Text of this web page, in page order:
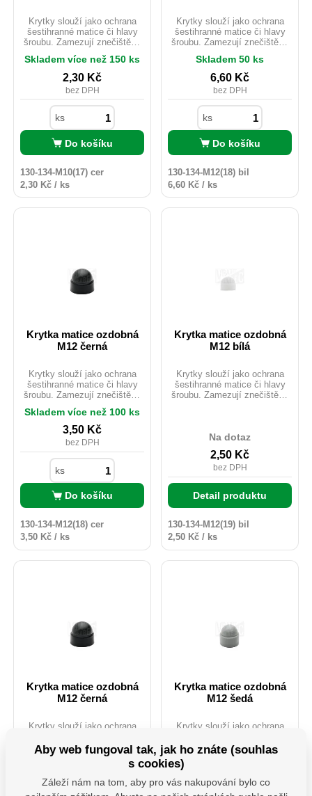
Krytky slouží jako ochrana
šestihranné matice či hlavy
šroubu. Zamezují znečištění,
spojovací materiál proti
povětrnostním podmínkám.
Jsou dostupné v různých
barvách. Vhodné i pro
venkovní použití.
Skladem více než 150 ks
2,30 Kč
bez DPH
ks
Do košíku
130-134-M10(17) cer
2,30 Kč / ks
Krytky slouží jako ochrana
šestihranné matice či hlavy
šroubu. Zamezují znečištění,
spojovací materiál proti
povětrnostním podmínkám.
Jsou dostupné v různých
barvách. Vhodné i pro
venkovní použití.
Skladem 50 ks
6,60 Kč
bez DPH
ks
Do košíku
130-134-M12(18) bil
6,60 Kč / ks
Krytka matice ozdobná
M12 černá
Krytky slouží jako ochrana
šestihranné matice či hlavy
šroubu. Zamezují znečištění,
spojovací materiál proti
povětrnostním podmínkám.
Jsou dostupné v různých
barvách. Vhodné i pro
venkovní použití.
Skladem více než 100 ks
3,50 Kč
bez DPH
ks
Do košíku
130-134-M12(18) cer
3,50 Kč / ks
Krytka matice ozdobná
M12 bílá
Krytky slouží jako ochrana
šestihranné matice či hlavy
šroubu. Zamezují znečištění,
Jsou dostupné v různých
venkovní použití.
Na dotaz
2,50 Kč
bez DPH
Detail produktu
130-134-M12(19) bil
2,50 Kč / ks
Krytka matice ozdobná
M12 černá
Krytky slouží jako ochrana
šroubu. Zamezují znečištění,
korozi, poškození. Chrání
spojovací materiál proti
povětrnostním podmínkám.
Jsou dostupné v různých
Skladem více než 150 ks
2,50 Kč
Krytka matice ozdobná
M12 šedá
Krytky slouží jako ochrana
šroubu. Zamezují znečištění,
korozi, poškození. Chrání
spojovací materiál proti
povětrnostním podmínkám.
Jsou dostupné v různých
2,50 Kč
Aby web fungoval tak, jak ho znáte (souhlas
s cookies)
Záleží nám na tom, aby pro vás nakupování bylo co